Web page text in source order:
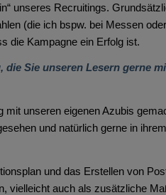
unseres Recruitings.
(die ich bspw. bei Messen
die Kampagne ein Erfolg ist.
Sie unseren Lesern gerne
unseren eigenen Azubis
und natürlich gerne in
und das Erstellen von
vielleicht auch als zusätzliche